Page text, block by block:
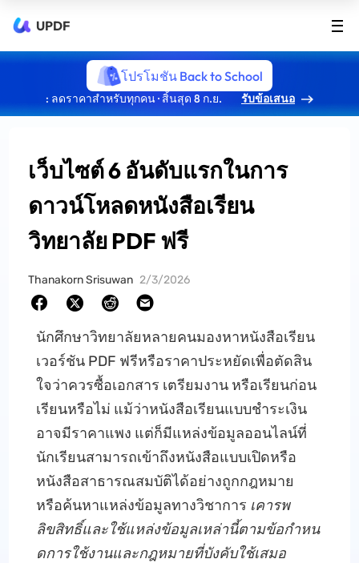
UPDF
โปรโมชัน Back to School
: ลดราคาสำหรับทุกคน · สิ้นสุด 8 ก.ย. รับข้อเสนอ
เว็บไซต์ 6 อันดับแรกในการ
ดาวน์โหลดหนังสือเรียน
วิทยาลัย PDF ฟรี
Thanakorn Srisuwan 2/3/2026
นักศึกษาวิทยาลัยหลายคนมองหาหนังสือเรียน
เวอร์ชัน PDF ฟรีหรือราคาประหยัดเพื่อตัดสิน
ใจว่าควรซื้อเอกสาร เตรียมงาน หรือเรียนก่อน
เรียนหรือไม่ แม้ว่าหนังสือเรียนแบบชําระเงิน
อาจมีราคาแพง แต่ก็มีแหล่งข้อมูลออนไลน์ที่
นักเรียนสามารถเข้าถึงหนังสือแบบเปิดหรือ
หนังสือสาธารณสมบัติได้อย่างถูกกฎหมาย
หรือค้นหาแหล่งข้อมูลทางวิชาการ เคารพ
ลิขสิทธิ์และใช้แหล่งข้อมูลเหล่านี้ตามข้อกําหน
ดการใช้งานและกฎหมายที่บังคับใช้เสมอ